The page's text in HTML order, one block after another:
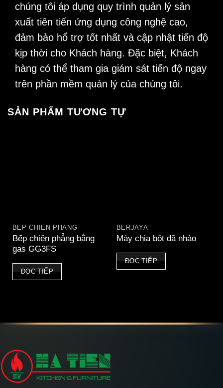
chúng tôi áp dụng quy trình quản lý sản
xuất tiên tiến ứng dụng công nghệ cao,
đảm bảo hổ trợ tốt nhất và cập nhật tiến độ
kịp thời cho Khách hàng. Đặc biệt, Khách
hàng có thể tham gia giám sát tiến độ ngay
trên phần mềm quản lý của chúng tôi.
SẢN PHẨM TƯƠNG TỰ
BẾP CHIÊN PHẲNG
Bếp chiên phẳng bằng
gas GG3FS
ĐỌC TIẾP
BERJAYA
Máy chia bột đã nhào
ĐỌC TIẾP